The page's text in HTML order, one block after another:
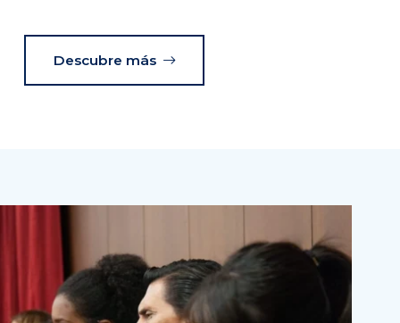
Descubre más